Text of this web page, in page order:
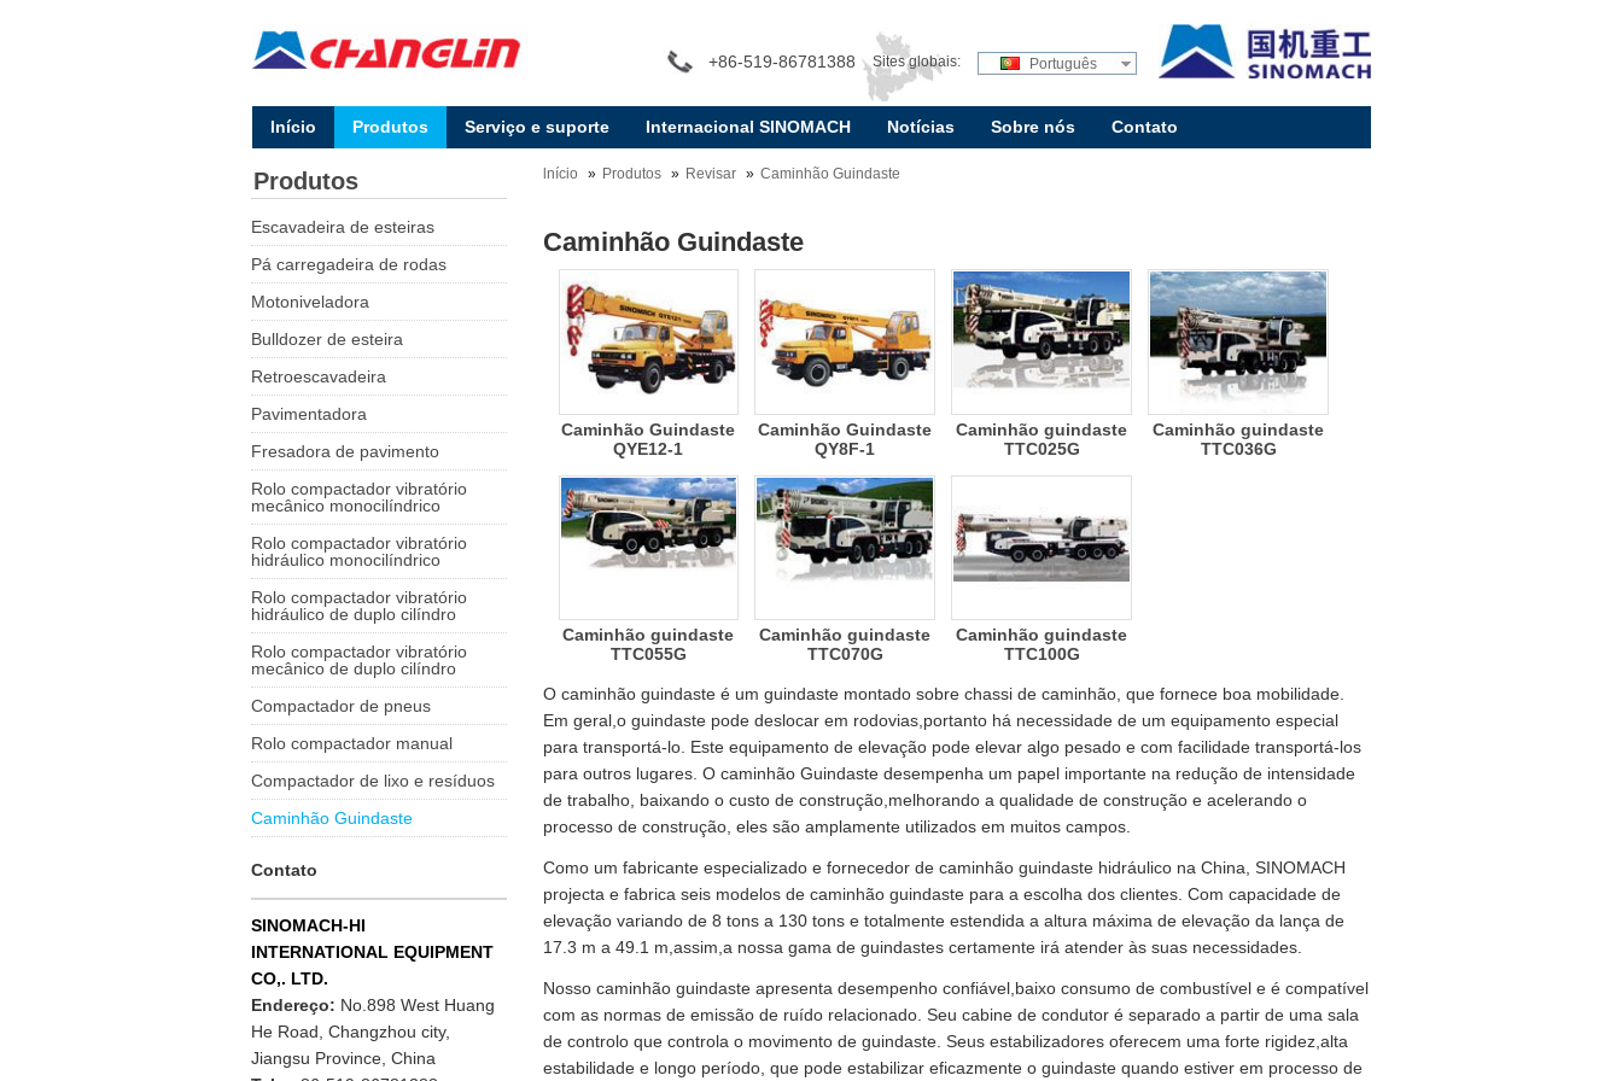
+86-519-86781388 Sites globais: Português
lnício Produtos Serviço e suporte Internacional SINOMACH Notícias Sobre nós Contato
lnício Produtos Revisar Caminhão Guindaste
Caminhão Guindaste
Caminhão Guindaste
QYE12-1
Caminhão Guindaste
QY8F-1
Caminhão guindaste
TTC025G
Caminhão guindaste
TTC036G
Caminhão guindaste
TTC055G
Caminhão guindaste
TTC070G
Caminhão guindaste
TTC100G
O caminhão guindaste é um guindaste montado sobre chassi de caminhão, que fornece boa mobilidade.
Em geral,o guindaste pode deslocar em rodovias,portanto há necessidade de um equipamento especial
para transportá-lo. Este equipamento de elevação pode elevar algo pesado e com facilidade transportá-los
para outros lugares. O caminhão Guindaste desempenha um papel importante na redução de intensidade
de trabalho, baixando o custo de construção,melhorando a qualidade de construção e acelerando o
processo de construção, eles são amplamente utilizados em muitos campos.
Como um fabricante especializado e fornecedor de caminhão guindaste hidráulico na China, SINOMACH
projecta e fabrica seis modelos de caminhão guindaste para a escolha dos clientes. Com capacidade de
elevação variando de 8 tons a 130 tons e totalmente estendida a altura máxima de elevação da lança de
17.3 m a 49.1 m,assim,a nossa gama de guindastes certamente irá atender às suas necessidades.
Nosso caminhão guindaste apresenta desempenho confiável,baixo consumo de combustível e é compatível
com as normas de emissão de ruído relacionado. Seu cabine de condutor é separado a partir de uma sala
de controlo que controla o movimento de guindaste. Seus estabilizadores oferecem uma forte rigidez,alta
estabilidade e longo período, que pode estabilizar eficazmente o guindaste quando estiver em processo de
Produtos
Escavadeira de esteiras
Pá carregadeira de rodas
Motoniveladora
Bulldozer de esteira
Retroescavadeira
Pavimentadora
Fresadora de pavimento
Rolo compactador vibratório
mecânico monocilíndrico
Rolo compactador vibratório
hidráulico monocilíndrico
Rolo compactador vibratório
hidráulico de duplo cilíndro
Rolo compactador vibratório
mecânico de duplo cilíndro
Compactador de pneus
Rolo compactador manual
Compactador de lixo e resíduos
Caminhão Guindaste
Contato
SINOMACH-HI
INTERNATIONAL EQUIPMENT
CO,. LTD.
Endereço: No.898 West Huang
He Road, Changzhou city,
Jiangsu Province, China